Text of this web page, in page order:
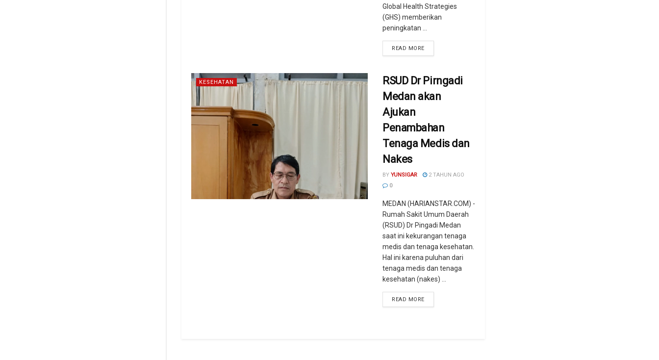
Global Health Strategies
(GHS) memberikan
peningkatan ...
READ MORE
KESEHATAN
RSUD Dr Pirngadi
Medan akan
Ajukan
Penambahan
Tenaga Medis dan
Nakes
BY YUNSIGAR
2 TAHUN AGO
0
MEDAN (HARIANSTAR.COM) -
Rumah Sakit Umum Daerah
(RSUD) Dr Pingadi Medan
saat ini kekurangan tenaga
medis dan tenaga kesehatan.
Hal ini karena puluhan dari
tenaga medis dan tenaga
kesehatan (nakes) ...
READ MORE